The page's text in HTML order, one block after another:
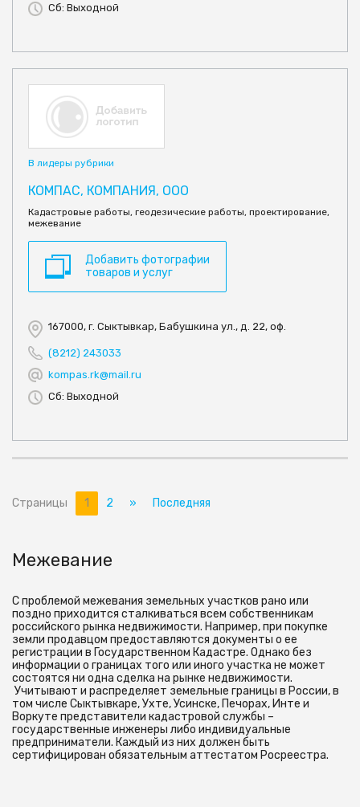
Сб: Выходной
В лидеры рубрики
КОМПАС, КОМПАНИЯ, ООО
Кадастровые работы, геодезические работы, проектирование,
межевание
Добавить фотографии
товаров и услуг
167000, г. Сыктывкар, Бабушкина ул., д. 22, оф.
(8212) 243033
kompas.rk@mail.ru
Сб: Выходной
Страницы 1 2 » Последняя
Межевание
С проблемой межевания земельных участков рано или
поздно приходится сталкиваться всем собственникам
российского рынка недвижимости. Например, при покупке
земли продавцом предоставляются документы о ее
регистрации в Государственном Кадастре. Однако без
информации о границах того или иного участка не может
состоятся ни одна сделка на рынке недвижимости.
Учитывают и распределяет земельные границы в России, в
том числе Сыктывкаре, Ухте, Усинске, Печорах, Инте и
Воркуте представители кадастровой службы –
государственные инженеры либо индивидуальные
предприниматели. Каждый из них должен быть
сертифицирован обязательным аттестатом Росреестра.